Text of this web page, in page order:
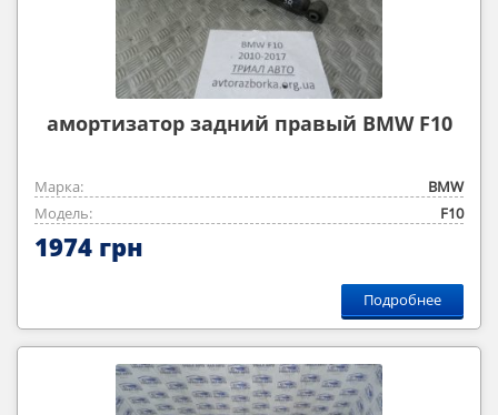
амортизатор задний правый BMW F10
Марка:
BMW
Модель:
F10
1974 грн
Подробнее